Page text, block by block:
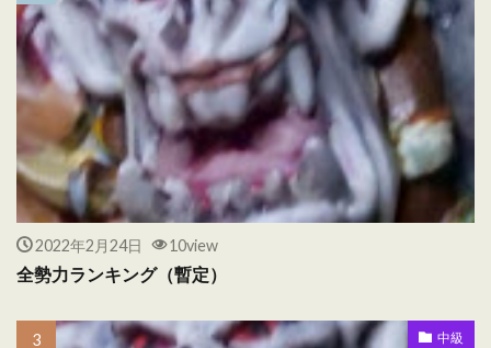
2022年2月24日 10view
全勢力ランキング（暫定）
中級